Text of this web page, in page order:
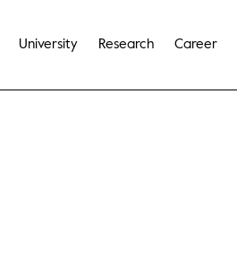
University Research Career